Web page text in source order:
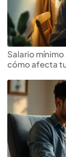
Salario
cómo afecta